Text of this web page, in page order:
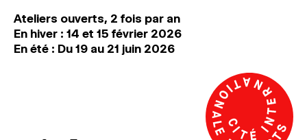
Ateliers ouverts, 2 fois par an
En hiver : 14 et 15 février 2026
En été : Du 19 au 21 juin 2026